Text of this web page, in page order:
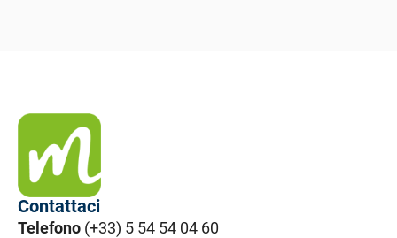
Contattaci
Telefono (+33) 5 54 54 04 60